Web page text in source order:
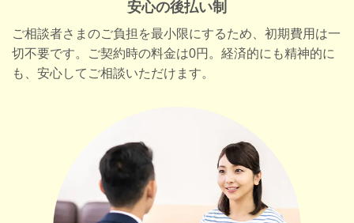
安心の後払い制
ご相談者さまのご負担を最小限にするため、初期費用は一
切不要です。ご契約時の料金は0円。経済的にも精神的に
も、安心してご相談いただけます。